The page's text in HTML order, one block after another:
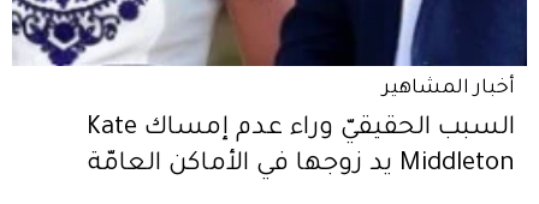
أخبار المشاهير
السبب الحقيقيّ وراء عدم إمساك Kate
Middleton يد زوجها في الأماكن العامّة